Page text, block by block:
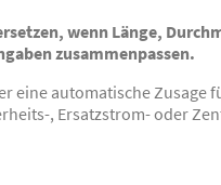
wenn Länge,
zusammenpassen.
eine automatische Zusage
, Ersatzstrom- oder